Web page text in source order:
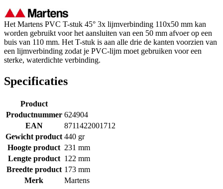
Het Martens PVC T-stuk 45° 3x lijmverbinding 110x50 mm kan
worden gebruikt voor het aansluiten van een 50 mm afvoer op een
buis van 110 mm. Het T-stuk is aan alle drie de kanten voorzien van
een lijmverbinding zodat je PVC-lijm moet gebruiken voor een
sterke, waterdichte verbinding.
Specificaties
Product
Productnummer 624904
EAN
8711422001712
Gewicht product 440 gr
Hoogte product 231 mm
Lengte product 122 mm
Breedte product 173 mm
Merk
Martens